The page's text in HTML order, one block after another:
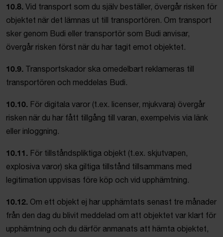
10.8. Vid transport som du själv beställer, övergår risken för
objektet när det lämnas ut till transportören. Om transport
sker genom Budi eller transportör som Budi anvisar,
övergår risken först när du har tagit emot objektet.
10.9. Transportskador ska omedelbart reklameras till
transportören och meddelas Budi.
10.10. För digitala varor (t.ex. licenser, mjukvara) övergår
risken när du har fått tillgång till varan, exempelvis via länk
eller inloggning.
10.11. För tillståndspliktiga objekt (t.ex. skjutvapen,
explosiva varor) ska giltiga tillstånd tillsammans med
legitimation uppvisas före köp och vid upphämtning.
10.12. Om ett objekt ej har upphämtats senast tre månader
från den dag du blivit meddelad om att objektet var klart för
upphämtning och du därför anmanats att hämta objektet,